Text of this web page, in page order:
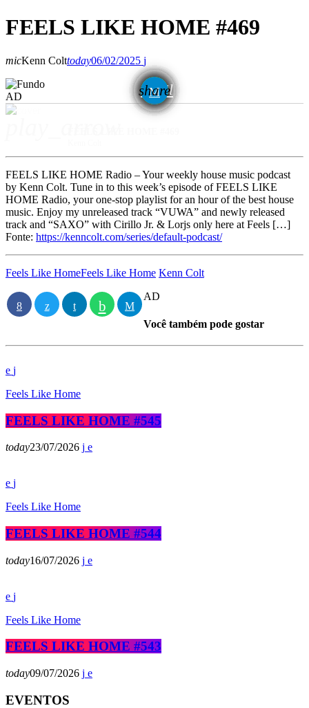
FEELS LIKE HOME #469
micKenn Colttoday06/02/2025
share
email
AD
FEELS LIKE HOME Radio – Your weekly house music podcast
by Kenn Colt. Tune in to this week’s episode of FEELS LIKE
HOME Radio, your one-stop playlist for an hour of the best house
music. Enjoy my unreleased track “VUWA” and newly released
track and “SAXO” with Cirillo Jr. & Lorjs only here at Feels […]
Fonte: https://kenncolt.com/series/default-podcast/
Feels Like HomeFeels Like Home Kenn Colt
AD
Você também pode gostar
Feels Like Home
FEELS LIKE HOME #545
today23/07/2026
Feels Like Home
FEELS LIKE HOME #544
today16/07/2026
Feels Like Home
FEELS LIKE HOME #543
today09/07/2026
EVENTOS